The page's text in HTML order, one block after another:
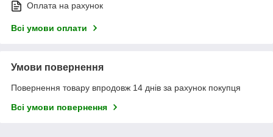
Оплата на рахунок
Всі умови оплати
Умови повернення
Повернення товару впродовж 14 днів за рахунок покупця
Всі умови повернення